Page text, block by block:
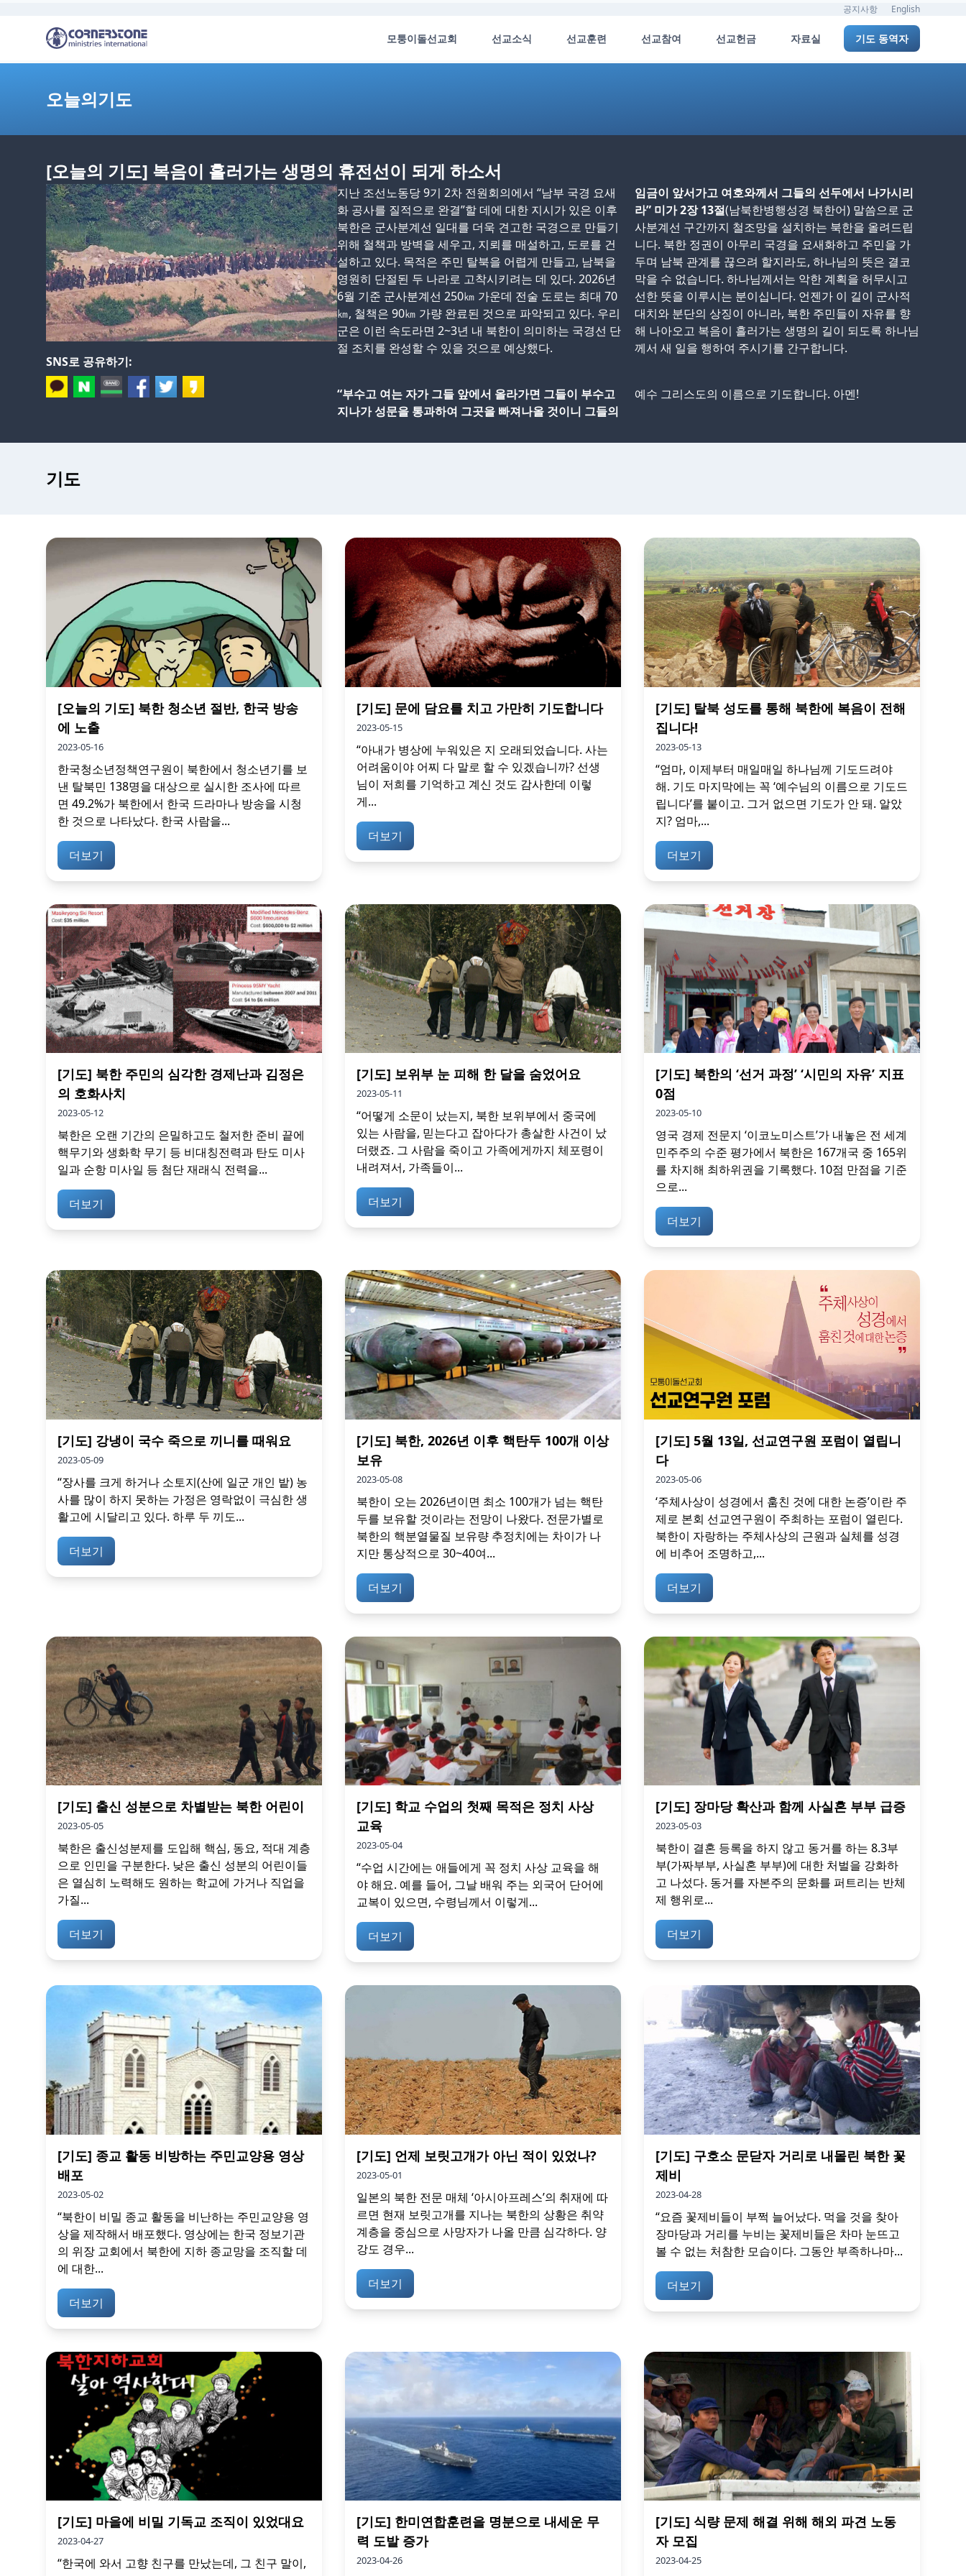
공지사항 English
모퉁이돌선교회 선교소식 선교훈련 선교참여 선교헌금 자료실 기도 동역자
오늘의기도
[오늘의 기도] 복음이 흘러가는 생명의 휴전선이 되게 하소서
SNS로 공유하기:
지난 조선노동당 9기 2차 전원회의에서 “남부 국경 요새
화 공사를 질적으로 완결”할 데에 대한 지시가 있은 이후
북한은 군사분계선 일대를 더욱 견고한 국경으로 만들기
위해 철책과 방벽을 세우고, 지뢰를 매설하고, 도로를 건
설하고 있다. 목적은 주민 탈북을 어렵게 만들고, 남북을
영원히 단절된 두 나라로 고착시키려는 데 있다. 2026년
6월 기준 군사분계선 250㎞ 가운데 전술 도로는 최대 70
㎞, 철책은 90㎞ 가량 완료된 것으로 파악되고 있다. 우리
군은 이런 속도라면 2~3년 내 북한이 의미하는 국경선 단
절 조치를 완성할 수 있을 것으로 예상했다.
“부수고 여는 자가 그들 앞에서 올라가면 그들이 부수고
지나가 성문을 통과하여 그곳을 빠져나올 것이니 그들의
임금이 앞서가고 여호와께서 그들의 선두에서 나가시리
라” 미가 2장 13절(남북한병행성경 북한어) 말씀으로 군
사분계선 구간까지 철조망을 설치하는 북한을 올려드립
니다. 북한 정권이 아무리 국경을 요새화하고 주민을 가
두며 남북 관계를 끊으려 할지라도, 하나님의 뜻은 결코
막을 수 없습니다. 하나님께서는 악한 계획을 허무시고
선한 뜻을 이루시는 분이십니다. 언젠가 이 길이 군사적
대치와 분단의 상징이 아니라, 북한 주민들이 자유를 향
해 나아오고 복음이 흘러가는 생명의 길이 되도록 하나님
께서 새 일을 행하여 주시기를 간구합니다.
예수 그리스도의 이름으로 기도합니다. 아멘!
기도
[오늘의 기도] 북한 청소년 절반, 한국 방송
에 노출
2023-05-16
한국청소년정책연구원이 북한에서 청소년기를 보
낸 탈북민 138명을 대상으로 실시한 조사에 따르
면 49.2%가 북한에서 한국 드라마나 방송을 시청
한 것으로 나타났다. 한국 사람을...
더보기
[기도] 문에 담요를 치고 가만히 기도합니다
2023-05-15
“아내가 병상에 누워있은 지 오래되었습니다. 사는
어려움이야 어찌 다 말로 할 수 있겠습니까? 선생
님이 저희를 기억하고 계신 것도 감사한데 이렇
게...
더보기
[기도] 탈북 성도를 통해 북한에 복음이 전해
집니다!
2023-05-13
“엄마, 이제부터 매일매일 하나님께 기도드려야
해. 기도 마지막에는 꼭 ‘예수님의 이름으로 기도드
립니다’를 붙이고. 그거 없으면 기도가 안 돼. 알았
지? 엄마,...
더보기
[기도] 북한 주민의 심각한 경제난과 김정은
의 호화사치
2023-05-12
북한은 오랜 기간의 은밀하고도 철저한 준비 끝에
핵무기와 생화학 무기 등 비대칭전력과 탄도 미사
일과 순항 미사일 등 첨단 재래식 전력을...
더보기
[기도] 보위부 눈 피해 한 달을 숨었어요
2023-05-11
“어떻게 소문이 났는지, 북한 보위부에서 중국에
있는 사람을, 믿는다고 잡아다가 총살한 사건이 났
더랬죠. 그 사람을 죽이고 가족에게까지 체포령이
내려져서, 가족들이...
더보기
[기도] 북한의 ‘선거 과정’ ‘시민의 자유’ 지표
0점
2023-05-10
영국 경제 전문지 ‘이코노미스트’가 내놓은 전 세계
민주주의 수준 평가에서 북한은 167개국 중 165위
를 차지해 최하위권을 기록했다. 10점 만점을 기준
으로...
더보기
[기도] 강냉이 국수 죽으로 끼니를 때워요
2023-05-09
“장사를 크게 하거나 소토지(산에 일군 개인 밭) 농
사를 많이 하지 못하는 가정은 영락없이 극심한 생
활고에 시달리고 있다. 하루 두 끼도...
더보기
[기도] 북한, 2026년 이후 핵탄두 100개 이상
보유
2023-05-08
북한이 오는 2026년이면 최소 100개가 넘는 핵탄
두를 보유할 것이라는 전망이 나왔다. 전문가별로
북한의 핵분열물질 보유량 추정치에는 차이가 나
지만 통상적으로 30~40여...
더보기
[기도] 5월 13일, 선교연구원 포럼이 열립니
다
2023-05-06
‘주체사상이 성경에서 훔친 것에 대한 논증’이란 주
제로 본회 선교연구원이 주최하는 포럼이 열린다.
북한이 자랑하는 주체사상의 근원과 실체를 성경
에 비추어 조명하고,...
더보기
[기도] 출신 성분으로 차별받는 북한 어린이
2023-05-05
북한은 출신성분제를 도입해 핵심, 동요, 적대 계층
으로 인민을 구분한다. 낮은 출신 성분의 어린이들
은 열심히 노력해도 원하는 학교에 가거나 직업을
가질...
더보기
[기도] 학교 수업의 첫째 목적은 정치 사상
교육
2023-05-04
“수업 시간에는 애들에게 꼭 정치 사상 교육을 해
야 해요. 예를 들어, 그날 배워 주는 외국어 단어에
교복이 있으면, 수령님께서 이렇게...
더보기
[기도] 장마당 확산과 함께 사실혼 부부 급증
2023-05-03
북한이 결혼 등록을 하지 않고 동거를 하는 8.3부
부(가짜부부, 사실혼 부부)에 대한 처벌을 강화하
고 나섰다. 동거를 자본주의 문화를 퍼트리는 반체
제 행위로...
더보기
[기도] 종교 활동 비방하는 주민교양용 영상
배포
2023-05-02
“북한이 비밀 종교 활동을 비난하는 주민교양용 영
상을 제작해서 배포했다. 영상에는 한국 정보기관
의 위장 교회에서 북한에 지하 종교망을 조직할 데
에 대한...
더보기
[기도] 언제 보릿고개가 아닌 적이 있었나?
2023-05-01
일본의 북한 전문 매체 ‘아시아프레스’의 취재에 따
르면 현재 보릿고개를 지나는 북한의 상황은 취약
계층을 중심으로 사망자가 나올 만큼 심각하다. 양
강도 경우...
더보기
[기도] 구호소 문닫자 거리로 내몰린 북한 꽃
제비
2023-04-28
“요즘 꽃제비들이 부쩍 늘어났다. 먹을 것을 찾아
장마당과 거리를 누비는 꽃제비들은 차마 눈뜨고
볼 수 없는 처참한 모습이다. 그동안 부족하나마...
더보기
[기도] 마을에 비밀 기독교 조직이 있었대요
2023-04-27
“한국에 와서 고향 친구를 만났는데, 그 친구 말이,
[기도] 한미연합훈련을 명분으로 내세운 무
력 도발 증가
2023-04-26
[기도] 식량 문제 해결 위해 해외 파견 노동
자 모집
2023-04-25